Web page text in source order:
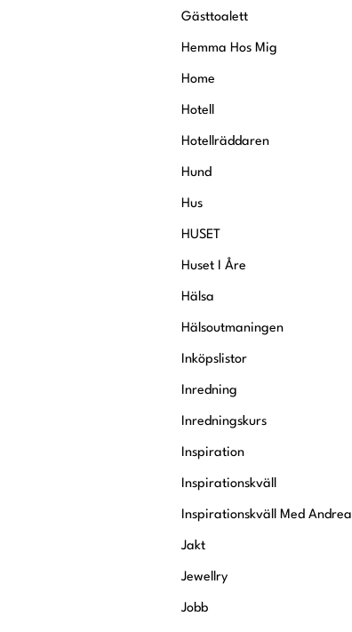
Gästtoalett
Hemma Hos Mig
Home
Hotell
Hotellräddaren
Hund
Hus
HUSET
Huset I Åre
Hälsa
Hälsoutmaningen
Inköpslistor
Inredning
Inredningskurs
Inspiration
Inspirationskväll
Inspirationskväll Med Andrea
Jakt
Jewellry
Jobb